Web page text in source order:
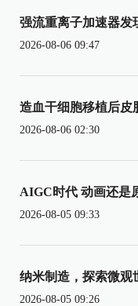
强流重离子加速器发
2026-08-06 09:47
造血干细胞移植后皮
2026-08-06 02:30
AIGC时代 动画还是
2026-08-05 09:33
纳米制造，探索微观
2026-08-05 09:26